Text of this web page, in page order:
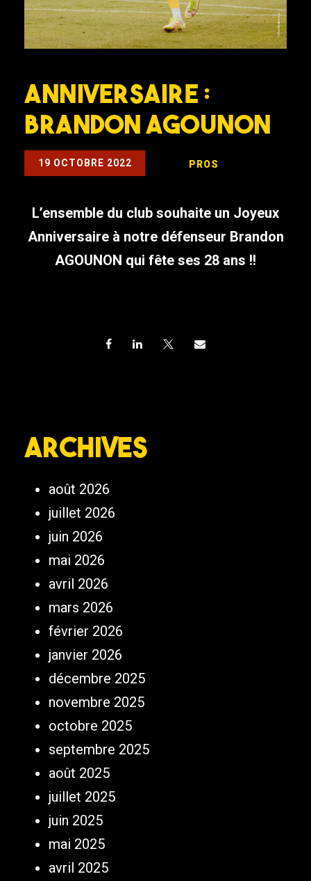
ANNIVERSAIRE :
BRANDON AGOUNON
19 OCTOBRE 2022 PROS
L’ensemble du club souhaite un Joyeux
Anniversaire à notre défenseur Brandon
AGOUNON qui fête ses 28 ans !!
Archives
août 2026
juillet 2026
juin 2026
mai 2026
avril 2026
mars 2026
février 2026
janvier 2026
décembre 2025
novembre 2025
octobre 2025
septembre 2025
août 2025
juillet 2025
juin 2025
mai 2025
avril 2025